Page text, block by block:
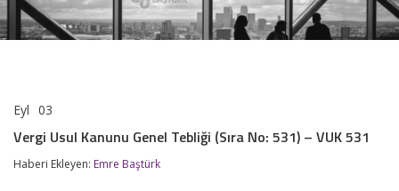
Eyl 03
Kanunu
Tebliği
Vergi Usul Kanunu Genel Tebliği (Sıra No: 531) – VUK 531
Haberi Ekleyen: Emre Baştürk